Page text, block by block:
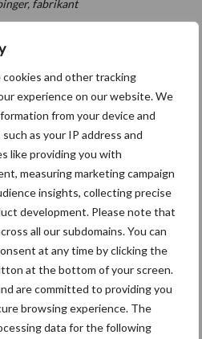
cookies and other tracking
experience on our website. We
from your device and
as your IP address and
like providing you with
measuring marketing campaign
insights, collecting precise
development. Please note that
all our subdomains. You can
at any time by clicking the
at the bottom of your screen.
are committed to providing you
browsing experience. The
data for the following
fabrikant
jou!
ziet volume en
groeien in
Nederlandse
tips voor
levensduur